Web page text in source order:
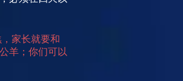
家长就要和
羊；你们可以